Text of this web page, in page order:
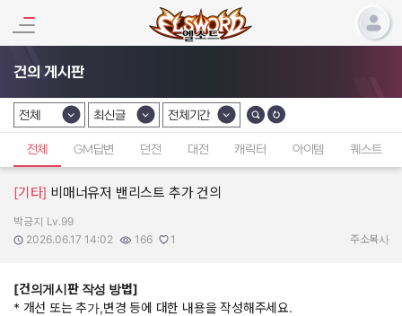
건의 게시판
카테고리 선택
전체
카테고리 선택
최신글
카테고리 선택
전체기간
전체 GM답변 던전 대전 캐릭터 아이템 퀘스트
[기타] 비매너유저 밴리스트 추가 건의
작성자:
박긍지 Lv.99
작성일:
2026.06.17 14:02
조회수:
166
추천수:
1 주소복사
[건의게시판 작성 방법]
* 개선 또는 추가,변경 등에 대한 내용을 작성해주세요.